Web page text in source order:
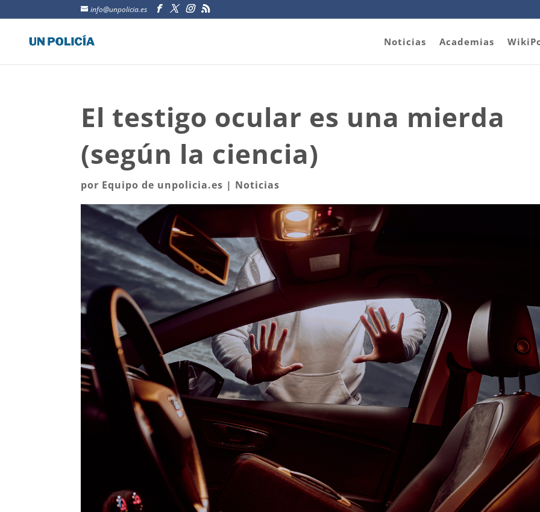
info@unpolicia.es
Noticias Academias
El testigo ocular es una mierda
(según la ciencia)
por Equipo de unpolicia.es | Noticias